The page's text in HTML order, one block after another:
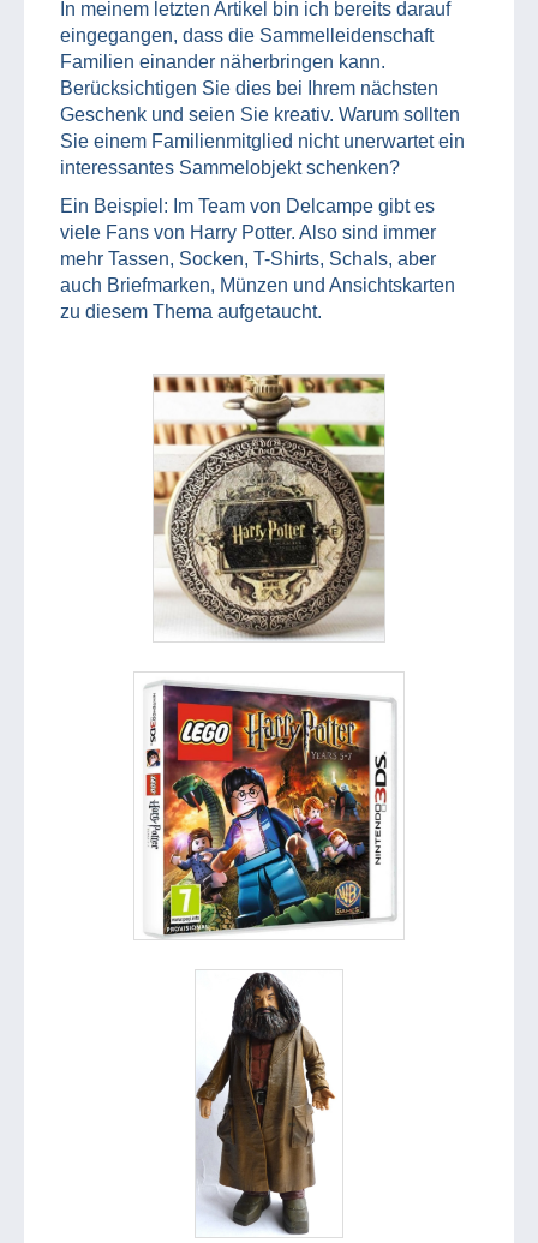
In meinem letzten Artikel bin ich bereits darauf
eingegangen, dass die Sammelleidenschaft
Familien einander näherbringen kann.
Berücksichtigen Sie dies bei Ihrem nächsten
Geschenk und seien Sie kreativ. Warum sollten
Sie einem Familienmitglied nicht unerwartet ein
interessantes Sammelobjekt schenken?
Ein Beispiel: Im Team von Delcampe gibt es
viele Fans von Harry Potter. Also sind immer
mehr Tassen, Socken, T-Shirts, Schals, aber
auch Briefmarken, Münzen und Ansichtskarten
zu diesem Thema aufgetaucht.